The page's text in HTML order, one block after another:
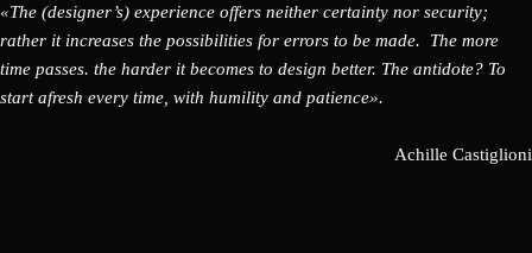
«The (designer’s) experience offers neither certainty nor security;
rather it increases the possibilities for errors to be made. The more
time passes. the harder it becomes to design better. The antidote? To
start afresh every time, with humility and patience».
Achille Castiglioni